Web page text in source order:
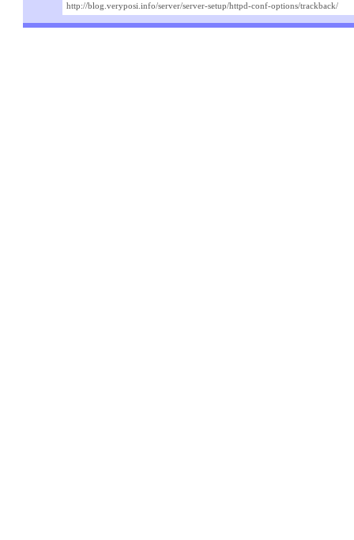
http://blog.veryposi.info/server/server-setup/httpd-conf-options/trackback/